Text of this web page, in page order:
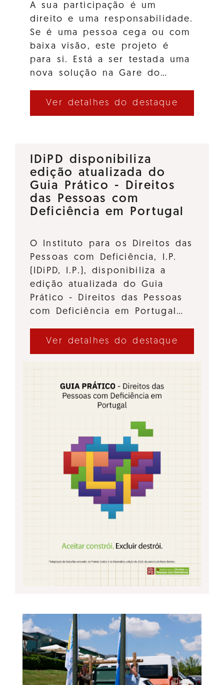
A sua participação é um
direito e uma responsabilidade.
Se é uma pessoa cega ou com
baixa visão, este projeto é
para si. Está a ser testada uma
nova solução na Gare do…
Ver detalhes do destaque
IDiPD disponibiliza
edição atualizada do
Guia Prático - Direitos
das Pessoas com
Deficiência em Portugal
O Instituto para os Direitos das
Pessoas com Deficiência, I.P.
(IDiPD, I.P.), disponibiliza a
edição atualizada do Guia
Prático - Direitos das Pessoas
com Deficiência em Portugal…
Ver detalhes do destaque